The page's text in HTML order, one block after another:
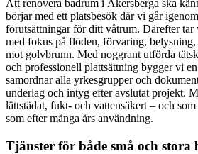
Att renovera badrum i Åkersberga ska
börjar med ett platsbesök där vi går
förutsättningar för ditt våtrum. Därefter
med fokus på flöden, förvaring,
mot golvbrunn. Med noggrant utförda
och professionell plattsättning bygger vi
samordnar alla yrkesgrupper och
underlag och intyg efter avslutat projekt.
lättstädat, fukt- och vattensäkert – och
som efter många års användning.
Tjänster för både små och stora